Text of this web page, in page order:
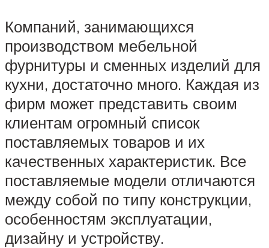
Компаний, занимающихся
производством мебельной
фурнитуры и сменных изделий для
кухни, достаточно много. Каждая из
фирм может представить своим
клиентам огромный список
поставляемых товаров и их
качественных характеристик. Все
поставляемые модели отличаются
между собой по типу конструкции,
особенностям эксплуатации,
дизайну и устройству.